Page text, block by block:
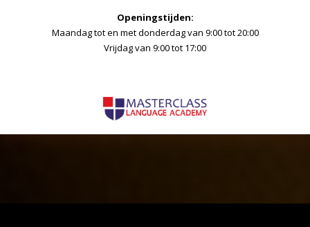
Openingstijden:
Maandag tot en met donderdag van 9:00 tot 20:00
Vrijdag van 9:00 tot 17:00